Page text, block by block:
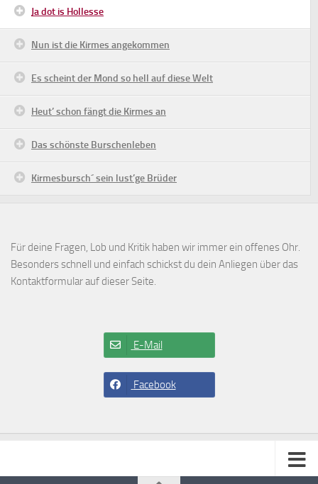
Ja dot is Hollesse
Nun ist die Kirmes angekommen
Es scheint der Mond so hell auf diese Welt
Heut’ schon fängt die Kirmes an
Das schönste Burschenleben
Kirmesbursch´ sein lust’ge Brüder
Für deine Fragen, Lob und Kritik haben wir immer ein offenes Ohr.
Besonders schnell und einfach schickst du dein Anliegen über das
Kontaktformular auf dieser Seite.
E-Mail
Facebook